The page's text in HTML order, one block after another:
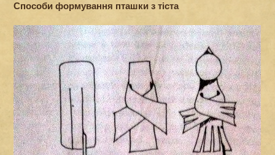
Способи формування пташки з тіста